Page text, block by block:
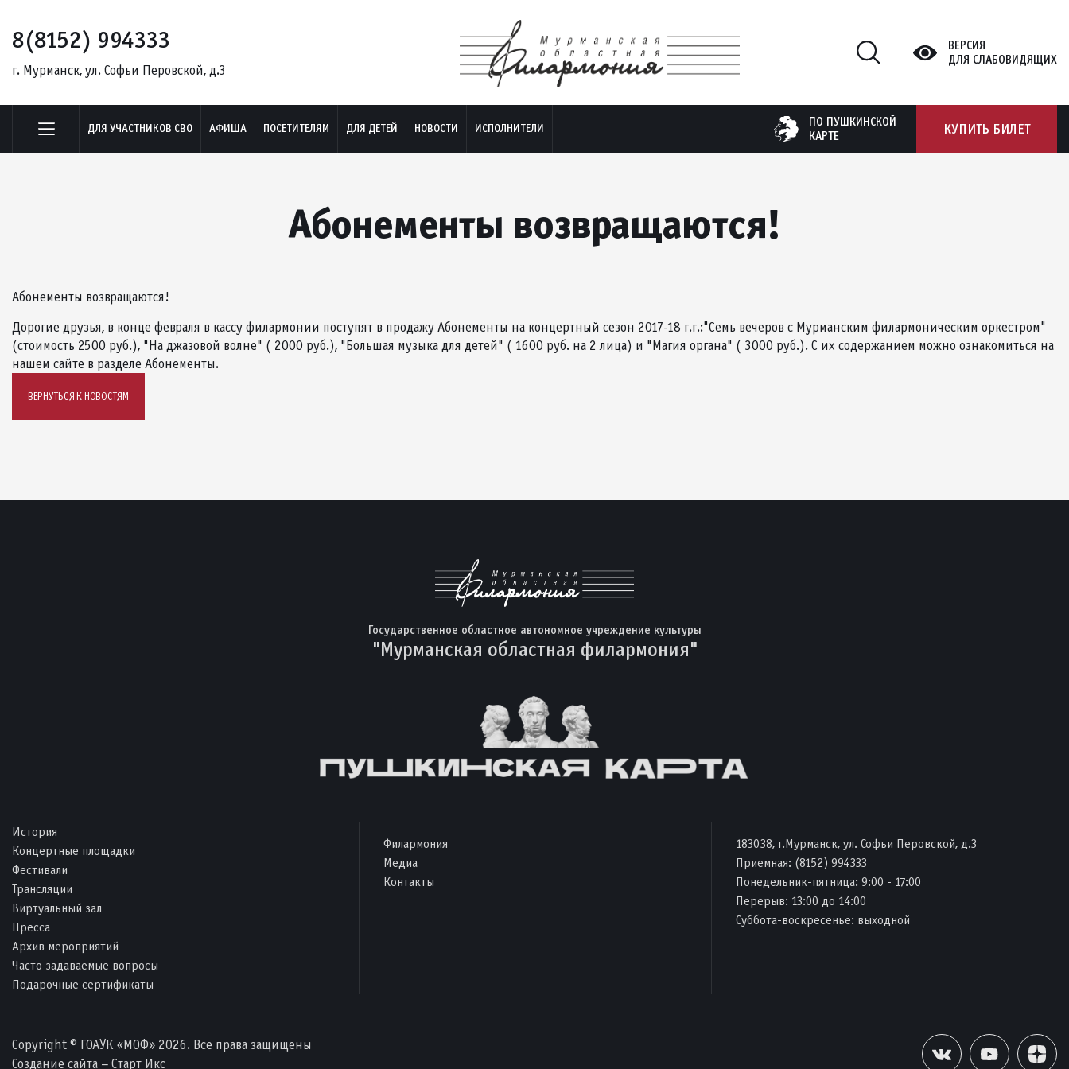
8(8152) 994333
г. Мурманск, ул. Софьи Перовской, д.3
ВЕРСИЯ
ДЛЯ СЛАБОВИДЯЩИХ
ДЛЯ УЧАСТНИКОВ СВО АФИША ПОСЕТИТЕЛЯМ ДЛЯ ДЕТЕЙ НОВОСТИ ИСПОЛНИТЕЛИ
ПО ПУШКИНСКОЙ
КАРТЕ
КУПИТЬ БИЛЕТ
Абонементы возвращаются!
Абонементы возвращаются!
Дорогие друзья, в конце февраля в кассу филармонии поступят в продажу Абонементы на концертный сезон 2017-18 г.г.:"Семь вечеров с Мурманским филармоническим оркестром"
(стоимость 2500 руб.), "На джазовой волне" ( 2000 руб.), "Большая музыка для детей" ( 1600 руб. на 2 лица) и "Магия органа" ( 3000 руб.). С их содержанием можно ознакомиться на
нашем сайте в разделе Абонементы.
ВЕРНУТЬСЯ К НОВОСТЯМ
Государственное областное автономное учреждение культуры
"Мурманская областная филармония"
История
Концертные площадки
Фестивали
Трансляции
Виртуальный зал
Пресса
Архив мероприятий
Часто задаваемые вопросы
Подарочные сертификаты
Филармония
Медиа
Контакты
183038, г.Мурманск, ул. Софьи Перовской, д.3
Приемная: (8152) 994333
Понедельник-пятница: 9:00 - 17:00
Перерыв: 13:00 до 14:00
Суббота-воскресенье: выходной
Copyright © ГОАУК «МОФ» 2026. Все права защищены
Создание сайта – Старт Икс